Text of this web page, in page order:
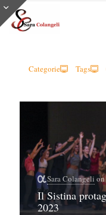
Categorie Tags
Sara Colangeli on
Il Sistina
2023